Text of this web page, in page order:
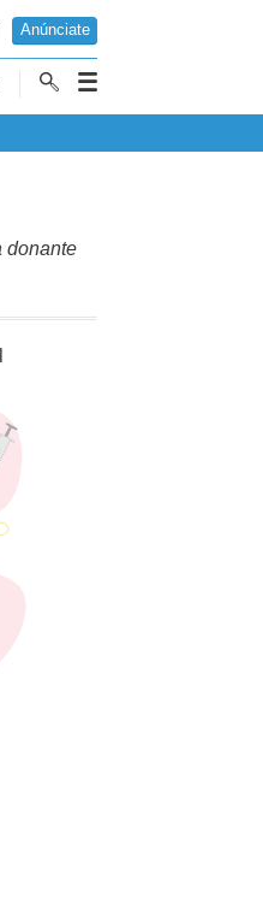
Anúnciate
donante